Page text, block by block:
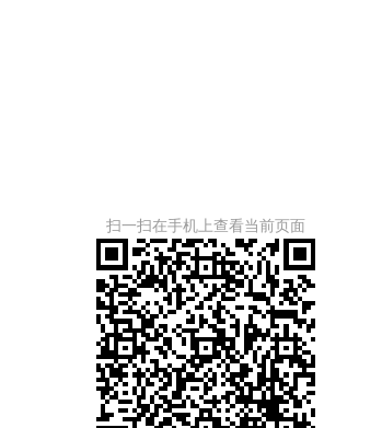
扫一扫在手机上查看当前页面